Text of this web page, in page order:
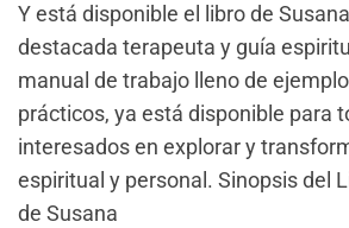
Y está disponible el libro de
destacada terapeuta y guía
manual de trabajo lleno de
prácticos, ya está disponible para
interesados en explorar y
espiritual y personal. Sinopsis del
de Susana